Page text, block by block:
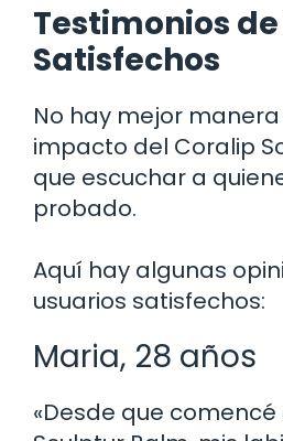
Testimonios
Satisfechos
No hay mejor
impacto del Coralip
que escuchar a
probado.
Aquí hay algunas
usuarios satisfechos:
Maria, 28 años
«Desde que